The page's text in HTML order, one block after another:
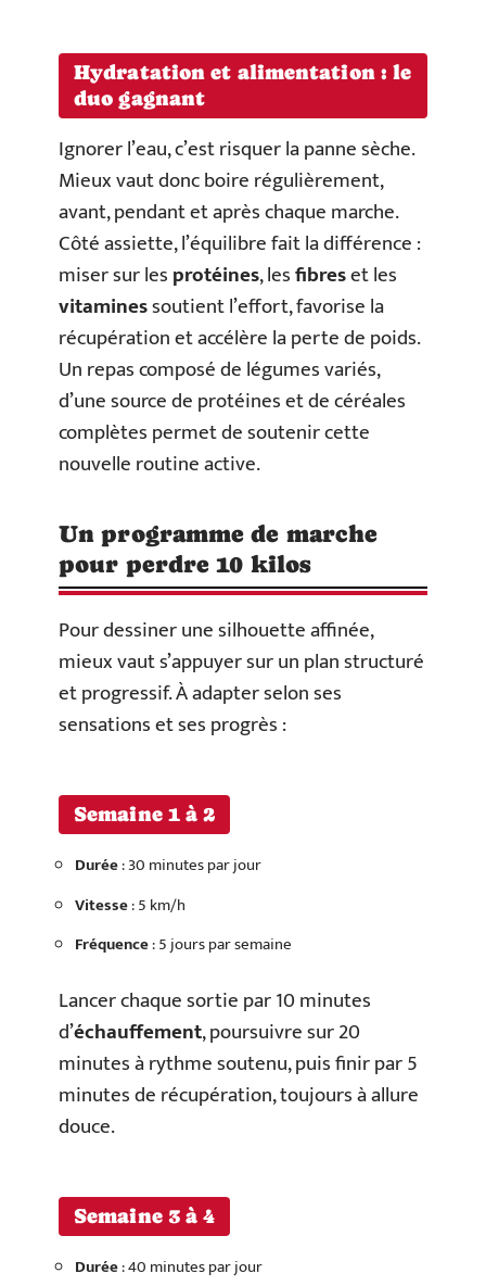
Hydratation et alimentation : le
duo gagnant
Ignorer l’eau, c’est risquer la panne sèche.
Mieux vaut donc boire régulièrement,
avant, pendant et après chaque marche.
Côté assiette, l’équilibre fait la différence :
miser sur lesprotéines, lesfibreset les
vitaminessoutient l’effort, favorise la
récupération et accélère la perte de poids.
Un repas composé de légumes variés,
d’une source de protéines et de céréales
complètes permet de soutenir cette
nouvelle routine active.
Un programme de marche
pour perdre 10 kilos
Pour dessiner une silhouette affinée,
mieux vaut s’appuyer sur un plan structuré
et progressif. À adapter selon ses
sensations et ses progrès :
Semaine 1 à 2
Durée: 30 minutes par jour
Vitesse: 5 km/h
Fréquence: 5 jours par semaine
Lancer chaque sortie par 10 minutes
d’échauffement, poursuivre sur 20
minutes à rythme soutenu, puis finir par 5
minutes de récupération, toujours à allure
douce.
Semaine 3 à 4
Durée: 40 minutes par jour